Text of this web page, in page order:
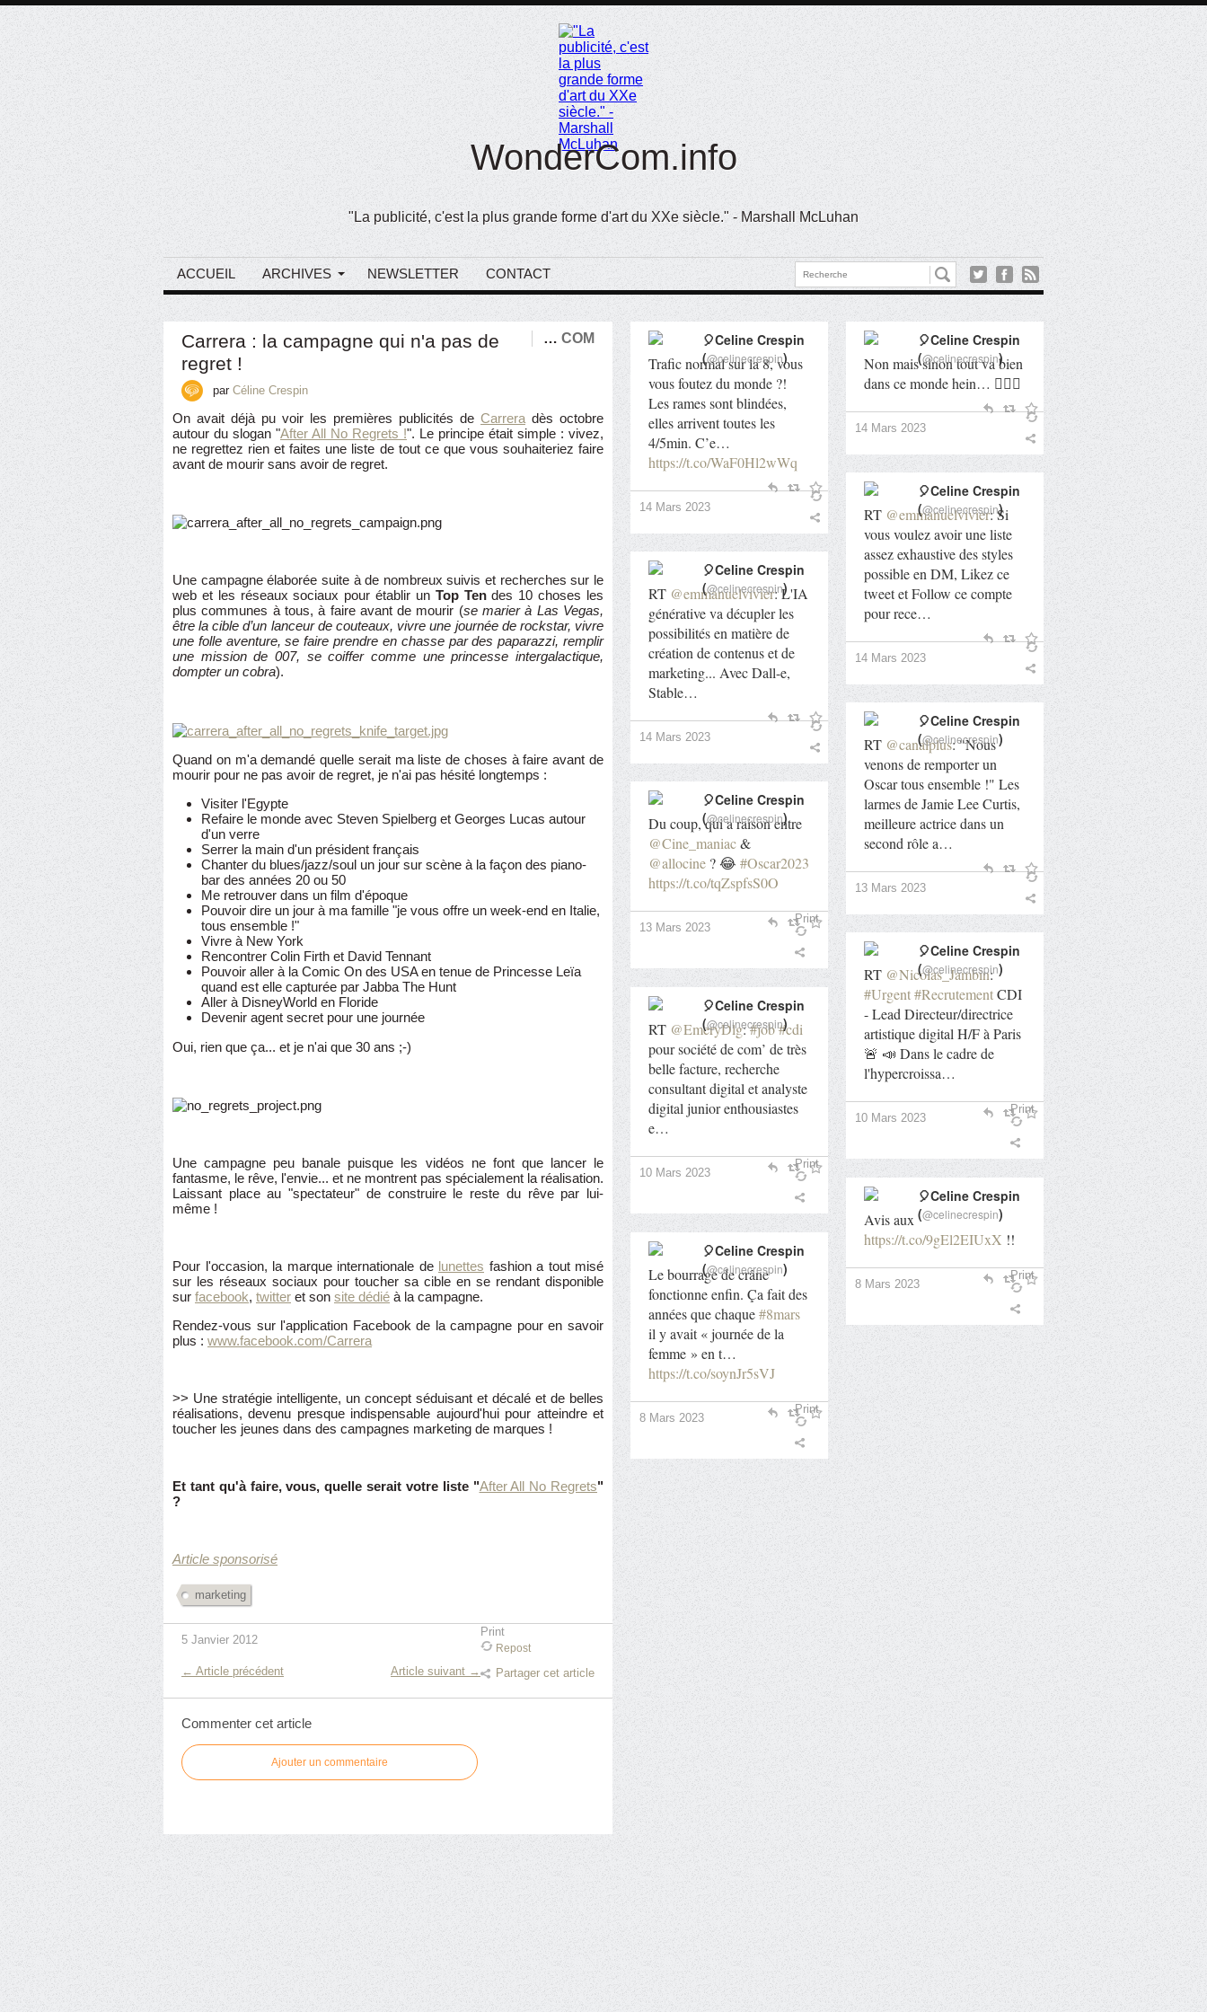
WonderCom.info
"La publicité, c'est la plus grande forme d'art du XXe siècle." - Marshall McLuhan
ACCUEIL ARCHIVES NEWSLETTER CONTACT
Carrera : la campagne qui n'a pas de
regret !
… COM
par Céline Crespin
On avait déjà pu voir les premières publicités de Carrera dès octobre
autour du slogan "After All No Regrets !". Le principe était simple : vivez,
ne regrettez rien et faites une liste de tout ce que vous souhaiteriez faire
avant de mourir sans avoir de regret.
Une campagne élaborée suite à de nombreux suivis et recherches sur le
web et les réseaux sociaux pour établir un Top Tendes 10 choses les
plus communes à tous, à faire avant de mourir (se marier à Las Vegas,
être la cible d’un lanceur de couteaux, vivre une journée de rockstar, vivre
une folle aventure, se faire prendre en chasse par des paparazzi, remplir
une mission de 007, se coiffer comme une princesse intergalactique,
dompter un cobra).
Quand on m'a demandé quelle serait ma liste de choses à faire avant de
mourir pour ne pas avoir de regret, je n'ai pas hésité longtemps :
Visiter l'Egypte
Refaire le monde avec Steven Spielberg et Georges Lucas autour
d'un verre
Serrer la main d'un président français
Chanter du blues/jazz/soul un jour sur scène à la façon des piano-
bar des années 20 ou 50
Me retrouver dans un film d'époque
Pouvoir dire un jour à ma famille "je vous offre un week-end en Italie,
tous ensemble !"
Vivre à New York
Rencontrer Colin Firth et David Tennant
Pouvoir aller à la Comic On des USA en tenue de Princesse Leïa
quand est elle capturée par Jabba The Hunt
Aller à DisneyWorld en Floride
Devenir agent secret pour une journée
Oui, rien que ça... et je n'ai que 30 ans ;-)
Une campagne peu banale puisque les vidéos ne font que lancer le
fantasme, le rêve, l'envie... et ne montrent pas spécialement la réalisation.
Laissant place au "spectateur" de construire le reste du rêve par lui-
même !
Pour l'occasion, la marque internationale de lunettes fashion a tout misé
sur les réseaux sociaux pour toucher sa cible en se rendant disponible
sur facebook, twitter et son site dédié à la campagne.
Rendez-vous sur l'application Facebook de la campagne pour en savoir
plus : www.facebook.com/Carrera
>> Une stratégie intelligente, un concept séduisant et décalé et de belles
réalisations, devenu presque indispensable aujourd'hui pour atteindre et
toucher les jeunes dans des campagnes marketing de marques !
Et tant qu'à faire, vous, quelle serait votre liste "After All No Regrets"
?
Article sponsorisé
marketing
5 Janvier 2012
Print
Repost
Partager cet article
← Article précédent Article suivant →
Commenter cet article
Ajouter un commentaire
Trafic normal sur la 8, vous
vous foutez du monde ?!
Les rames sont blindées,
elles arrivent toutes les
4/5min. C’e…
https://t.co/WaF0Hl2wWq
🎈Celine Crespin
(@celinecrespin)
14 Mars 2023
Non mais sinon tout va bien
dans ce monde hein… 🤦🏻‍♀️
🎈Celine Crespin
(@celinecrespin)
14 Mars 2023
RT @emmanuelvivier: Si
vous voulez avoir une liste
assez exhaustive des styles
possible en DM, Likez ce
tweet et Follow ce compte
pour rece…
🎈Celine Crespin
(@celinecrespin)
14 Mars 2023
RT @emmanuelvivier: L'IA
générative va décupler les
possibilités en matière de
création de contenus et de
marketing... Avec Dall-e,
Stable…
🎈Celine Crespin
(@celinecrespin)
14 Mars 2023 RT @canalplus: "Nous
venons de remporter un
Oscar tous ensemble !" Les
larmes de Jamie Lee Curtis,
meilleure actrice dans un
second rôle a…
🎈Celine Crespin
(@celinecrespin)
13 Mars 2023
Du coup, qui a raison entre
@Cine_maniac&
@allocine ? 😂 #Oscar2023
https://t.co/tqZspfsS0O
🎈Celine Crespin
(@celinecrespin)
13 Mars 2023
Print
RT @Nicolas_Jambin:
#Urgent#RecrutementCDI
- Lead Directeur/directrice
artistique digital H/F à Paris
🚨 📣 Dans le cadre de
l'hypercroissa…
🎈Celine Crespin
(@celinecrespin)
10 Mars 2023
Print
RT @EmeryDlg:#job#cdi
pour société de com’ de très
belle facture, recherche
consultant digital et analyste
digital junior enthousiastes
e…
🎈Celine Crespin
(@celinecrespin)
10 Mars 2023
Print
Avis aux
https://t.co/9gEl2EIUxX !!
🎈Celine Crespin
(@celinecrespin)
8 Mars 2023
Print
Le bourrage de crâne
fonctionne enfin. Ça fait des
années que chaque#8mars
il y avait « journée de la
femme » en t…
https://t.co/soynJr5sVJ
🎈Celine Crespin
(@celinecrespin)
8 Mars 2023
Print